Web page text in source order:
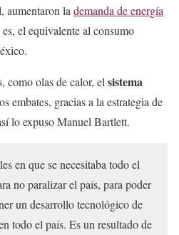
aumentaron la demanda de energía
el equivalente al consumo
como olas de calor, el sistema
embates, gracias a la estrategia de
lo expuso Manuel Bartlett.
en que se necesitaba todo el
no paralizar el país, para poder
un desarrollo tecnológico de
todo el país. Es un resultado de